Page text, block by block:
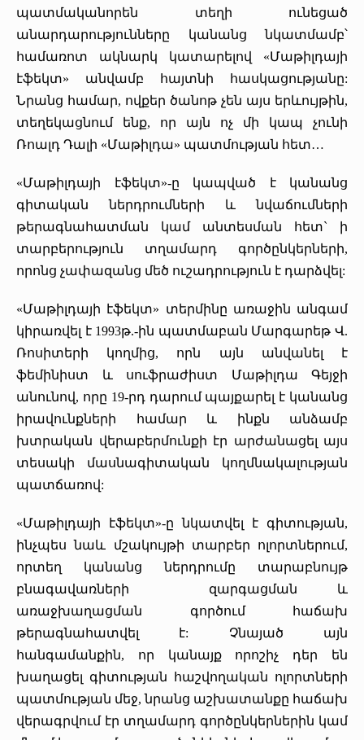
«Հերացի» արհեստակցական կազմակերպություն
«Հերացի» վերլուծական
պատմականորեն տեղի ունեցած
անարդարությունները կանանց նկատմամբ՝
համառոտ ակնարկ կատարելով «Մաթիլդայի
էֆեկտ» անվամբ հայտնի հասկացությանը:
Նրանց համար, ովքեր ծանոթ չեն այս երևույթին,
տեղեկացնում ենք, որ այն ոչ մի կապ չունի
Ռոալդ Դալի «Մաթիլդա» պատմության հետ…
«Մաթիլդայի էֆեկտ»-ը կապված է կանանց
գիտական ներդրումների և նվաճումների
թերագնահատման կամ անտեսման հետ` ի
տարբերություն տղամարդ գործընկերների,
որոնց չափազանց մեծ ուշադրություն է դարձվել:
«Մաթիլդայի էֆեկտ» տերմինը առաջին անգամ
կիրառվել է 1993թ.-ին պատմաբան Մարգարեթ Վ.
Ռոսիտերի կողմից, որն այն անվանել է
ֆեմինիստ և սուֆրաժիստ Մաթիլդա Գեյջի
անունով, որը 19-րդ դարում պայքարել է կանանց
իրավունքների համար և ինքն անձամբ
խտրական վերաբերմունքի էր արժանացել այս
տեսակի մասնագիտական կողմնակալության
պատճառով:
«Մաթիլդայի էֆեկտ»-ը նկատվել է գիտության,
ինչպես նաև մշակույթի տարբեր ոլորտներում,
որտեղ կանանց ներդրումը տարաբնույթ
բնագավառների զարգացման և
առաջխաղացման գործում հաճախ
թերագնահատվել է: Չնայած այն
հանգամանքին, որ կանայք որոշիչ դեր են
խաղացել գիտության հաշվողական ոլորտների
պատմության մեջ, նրանց աշխատանքը հաճախ
վերագրվում էր տղամարդ գործընկերներին կամ